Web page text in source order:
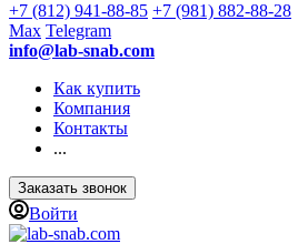
+7 (812) 941-88-85 +7 (981) 882-88-28
Max Telegram
info@lab-snab.com
Как купить
Компания
Контакты
...
Заказать звонок
Войти